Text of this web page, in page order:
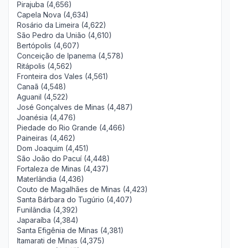
Pirajuba (4,656)
Capela Nova (4,634)
Rosário da Limeira (4,622)
São Pedro da União (4,610)
Bertópolis (4,607)
Conceição de Ipanema (4,578)
Ritápolis (4,562)
Fronteira dos Vales (4,561)
Canaã (4,548)
Aguanil (4,522)
José Gonçalves de Minas (4,487)
Joanésia (4,476)
Piedade do Rio Grande (4,466)
Paineiras (4,462)
Dom Joaquim (4,451)
São João do Pacuí (4,448)
Fortaleza de Minas (4,437)
Materlândia (4,436)
Couto de Magalhães de Minas (4,423)
Santa Bárbara do Tugúrio (4,407)
Funilândia (4,392)
Japaraíba (4,384)
Santa Efigênia de Minas (4,381)
Itamarati de Minas (4,375)